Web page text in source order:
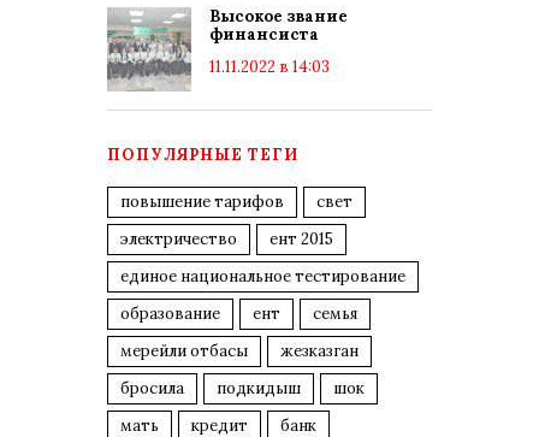
Высокое звание
финансиста
11.11.2022 в 14:03
ПОПУЛЯРНЫЕ ТЕГИ
повышение тарифов
свет
электричество
ент 2015
единое национальное тестирование
образование
ент
семья
мерейли отбасы
жезказган
бросила
подкидыш
шок
мать
кредит
банк